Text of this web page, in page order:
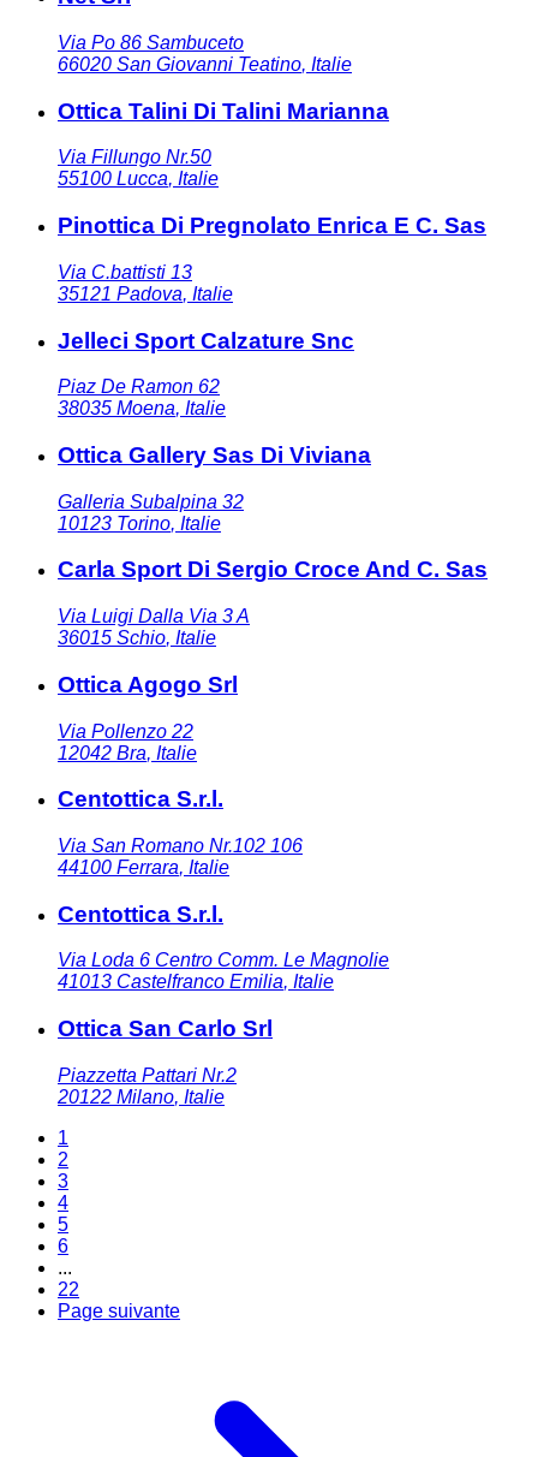
Via Po 86 Sambuceto
66020 San Giovanni Teatino, Italie
Ottica Talini Di Talini Marianna
Via Fillungo Nr.50
55100 Lucca, Italie
Pinottica Di Pregnolato Enrica E C. Sas
Via C.battisti 13
35121 Padova, Italie
Jelleci Sport Calzature Snc
Piaz De Ramon 62
38035 Moena, Italie
Ottica Gallery Sas Di Viviana
Galleria Subalpina 32
10123 Torino, Italie
Carla Sport Di Sergio Croce And C. Sas
Via Luigi Dalla Via 3 A
36015 Schio, Italie
Ottica Agogo Srl
Via Pollenzo 22
12042 Bra, Italie
Centottica S.r.l.
Via San Romano Nr.102 106
44100 Ferrara, Italie
Centottica S.r.l.
Via Loda 6 Centro Comm. Le Magnolie
41013 Castelfranco Emilia, Italie
Ottica San Carlo Srl
Piazzetta Pattari Nr.2
20122 Milano, Italie
1
2
3
4
5
6
...
22
Page suivante